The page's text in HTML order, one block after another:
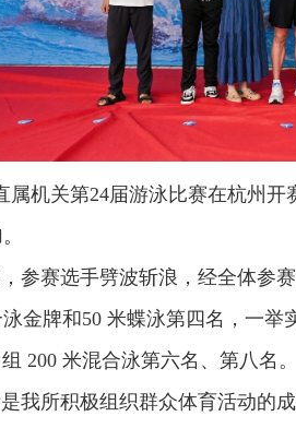
机关第24届游泳比赛在杭州开
赛选手劈波斩浪，经全体参
金牌和50 米蝶泳第四名，一举
200 米混合泳第六名、第八名。
所积极组织群众体育活动的